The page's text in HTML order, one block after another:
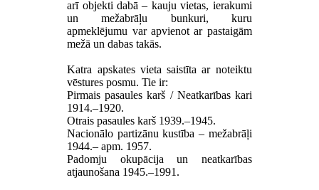
arī objekti dabā– kauju vietas, ierakumi
un mežabrāļu bunkuri, kuru
apmeklējumu var apvienot ar pastaigām
mežā un dabas takās.
Katra apskates vieta saistīta ar noteiktu
vēstures posmu. Tie ir:
Pirmais pasaules karš / Neatkarības kari
1914.–1920.
Otrais pasaules karš 1939.–1945.
Nacionālo partizānu kustība – mežabrāļi
1944.– apm. 1957.
Padomju okupācija un neatkarības
atjaunošana 1945.–1991.